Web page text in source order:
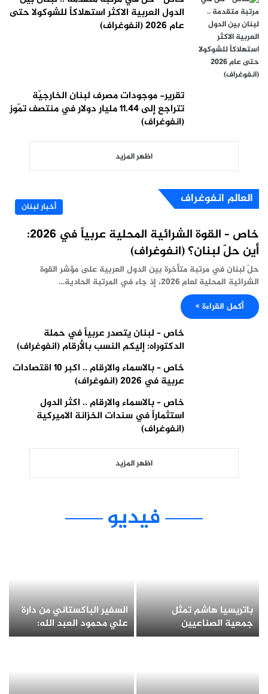
الدول العربية الاكثر استهلاكاً للشوكولا حتى
عام 2026 (انفوغراف)
تقرير- موجودات مصرف لبنان الخارجيّة
تتراجع إلى 11.44 مليار دولار في منتصف تمّوز
(انفوغراف)
اظهر المزيد
العالم انفوغراف أخبار لبنان
خاص – القوة الشرائية المحلية عربياً في 2026:
أين حلّ لبنان؟ (انفوغراف)
حلّ لبنان في مرتبة متأخرة بين الدول العربية على مؤشر القوة
الشرائية المحلية لعام 2026، إذ جاء في المرتبة الحادية…
أكمل القراءة »
خاص – لبنان يتصدر عربياً في حملة
الدكتوراه: إليكم النسب بالأرقام (انفوغراف)
خاص – بالاسماء والارقام .. اكبر 10 اقتصادات
عربية في 2026 (انفوغراف)
خاص – بالاسماء والارقام .. اكثر الدول
استثماراً في سندات الخزانة الاميركية
(انفوغراف)
اظهر المزيد
فيديو
باتريسيا هاشم تمثل
جمعية الصناعيين
اللبنانيين في الحوار
فيديو)
السفير الباكستاني من دارة
علي محمود العبد الله:
باكستان حريصة على سيادة